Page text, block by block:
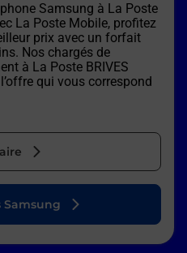
Samsung à La Poste
La Poste Mobile, profitez
prix avec un forfait
Nos chargés de
à La Poste BRIVES
qui vous correspond
Samsung